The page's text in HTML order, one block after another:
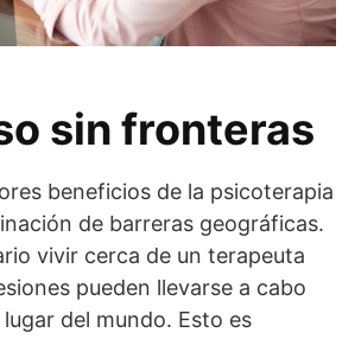
sin fronteras
beneficios de la psicoterapia
de barreras geográficas.
vivir cerca de un terapeuta
pueden llevarse a cabo
del mundo. Esto es